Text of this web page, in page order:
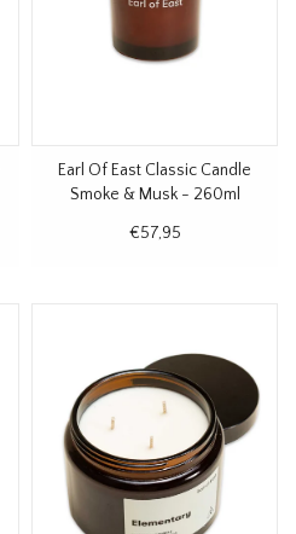
Earl Of East Classic Candle
Smoke & Musk - 260ml
€57,95